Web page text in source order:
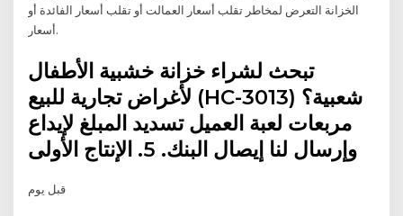
الخزانة التعرض لمخاطر تقلب أسعار العمالت أو تقلب أسعار الفائدة أو
أسعار.
تبحث لشراء خزانة خشبية الأطفال
لأغراض تجارية للبيع (HC-3013) شعبية؟
مربعات لعبة العميل تسديد المبلغ لإيداع
قبل يوم